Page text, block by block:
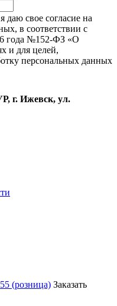
свое согласие на
в соответствии с
года №152-ФЗ «О
и для целей,
персональных данных
г. Ижевск, ул.
(розница) Заказать